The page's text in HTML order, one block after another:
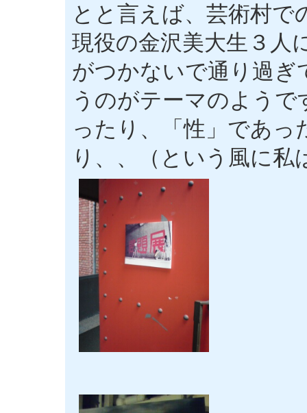
とと言えば、芸術村で
現役の金沢美大生３人
がつかないで通り過ぎ
うのがテーマのよう
ったり、「性」であっ
り、、（という風に